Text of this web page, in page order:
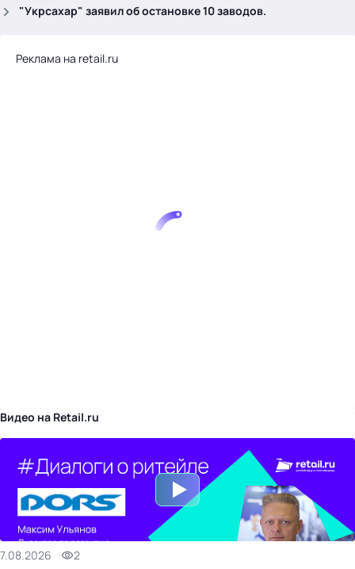
"Укрсахар" заявил об остановке 10 заводов.
Реклама на retail.ru
Видео на Retail.ru
7.08.2026 2